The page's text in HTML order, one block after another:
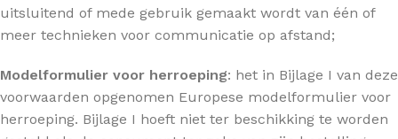
uitsluitend of mede gebruik gemaakt wordt van één of
meer technieken voor communicatie op afstand;
Modelformulier voor herroeping: het in Bijlage I van deze
voorwaarden opgenomen Europese modelformulier voor
herroeping. Bijlage I hoeft niet ter beschikking te worden